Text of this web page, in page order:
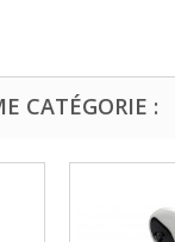
CATÉGORIE :